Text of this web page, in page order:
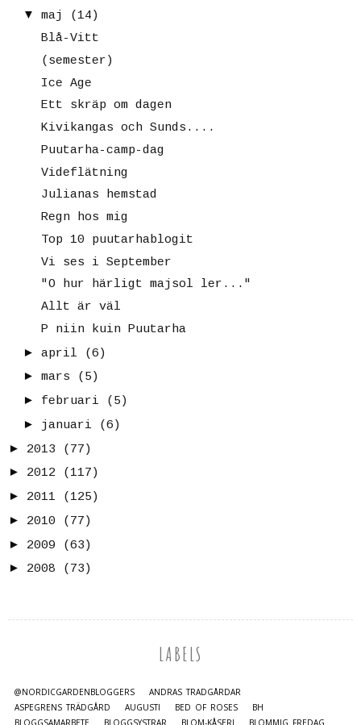
▼
maj
(14)
Blå-Vitt
(semester)
Ice Age
Ett skräp om dagen
Kivikangas och Sunds....
Puutarha-camp-dag
Videflätning
Julianas hemstad
Regn hos mig
Top 10 puutarhablogit
Vi ses i September
"O hur härligt majsol ler..."
Allt är väl
P niin kuin Puutarha
► april
(6)
► mars
(5)
► februari
(5)
► januari
(6)
► 2013
(77)
► 2012
(117)
► 2011
(125)
► 2010
(77)
► 2009
(63)
► 2008 (73)
LABELS
@NORDICGARDENBLOGGERS
ANDRAS TRÄDGÅRDAR
ASPEGRENS TRÄDGÅRD
AUGUSTI BED OF ROSES
BH